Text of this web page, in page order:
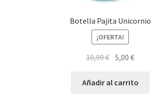
Botella Pajita Unicornio
¡OFERTA!
10,99€ El
original
5,00€El
actual
Añadir al carrito